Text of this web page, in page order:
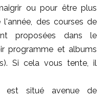
ou pour être plus
des courses de
proposées dans le
programme et albums
Si cela vous tente, il
est situé avenue de